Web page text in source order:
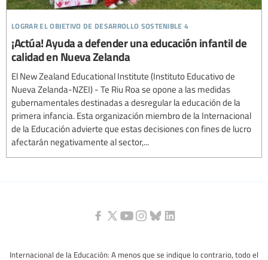
lograr el objetivo de desarrollo sostenible 4
¡Actúa! Ayuda a defender una educación infantil de
calidad en Nueva Zelanda
El New Zealand Educational Institute (Instituto Educativo de
Nueva Zelanda-NZEI) - Te Riu Roa se opone a las medidas
gubernamentales destinadas a desregular la educación de la
primera infancia. Esta organización miembro de la Internacional
de la Educación advierte que estas decisiones con fines de lucro
afectarán negativamente al sector,...
Internacional de la Educación: A menos que se indique lo contrario, todo el